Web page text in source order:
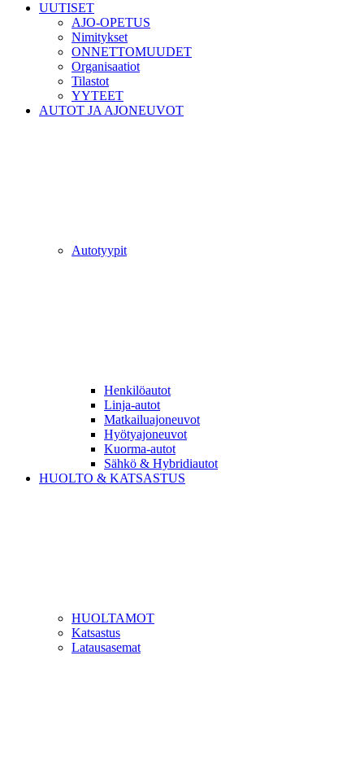
UUTISET
AJO-OPETUS
Nimitykset
ONNETTOMUUDET
Organisaatiot
Tilastot
YYTEET
AUTOT JA AJONEUVOT
Autotyypit
Henkilöautot
Linja-autot
Matkailuajoneuvot
Hyötyajoneuvot
Kuorma-autot
Sähkö & Hybridiautot
HUOLTO & KATSASTUS
HUOLTAMOT
Katsastus
Latausasemat